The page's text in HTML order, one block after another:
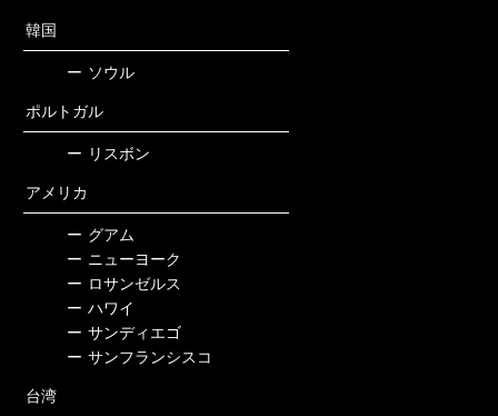
韓国
ー ソウル
ポルトガル
ー リスボン
アメリカ
ー グアム
ー ニューヨーク
ー ロサンゼルス
ー ハワイ
ー サンディエゴ
ー サンフランシスコ
台湾